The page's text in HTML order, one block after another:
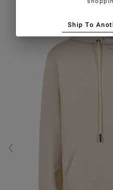
Ship To